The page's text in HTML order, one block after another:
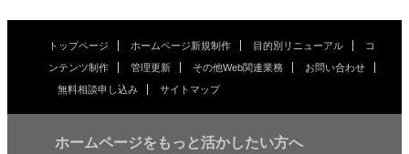
トップページ ホームページ新規制作 目的別リニューアル
コ
ンテンツ制作
管理更新 その他Web関連業務
お問い合わせ
無料相談申し込み
サイトマップ
ホームページをもっと活かしたい方へ